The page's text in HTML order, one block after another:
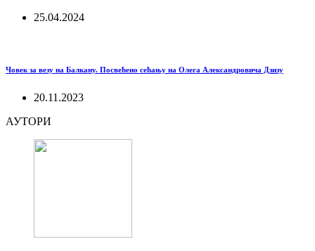
25.04.2024
Човек за везу на Балкану. Посвећено сећању на Олега Александровича Дзизу
20.11.2023
АУТОРИ